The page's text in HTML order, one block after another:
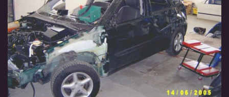
© 2026 eStránky.cz